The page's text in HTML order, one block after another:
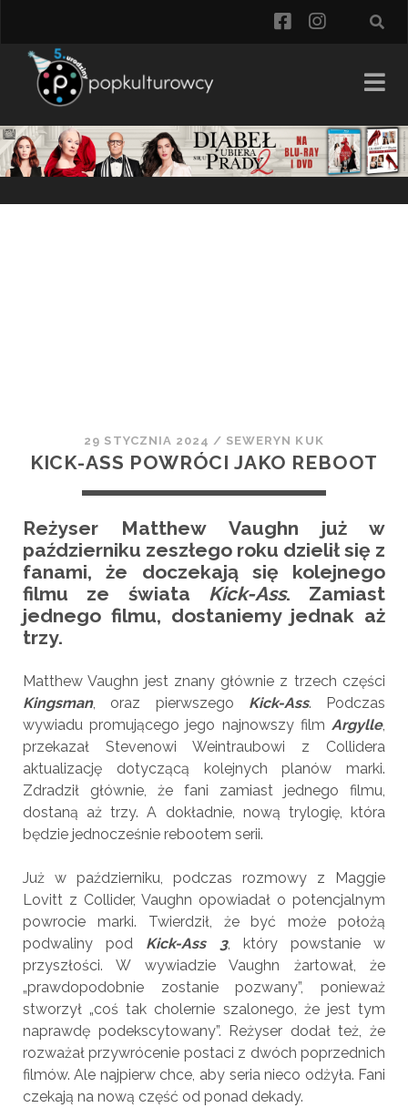
facebook
29 STYCZNIA 2024 / SEWERYN KUK
KICK-ASS POWRÓCI JAKO REBOOT
Reżyser Matthew Vaughn już w
październiku zeszłego roku dzielił się z
fanami, że doczekają się kolejnego
filmu ze świata Kick-Ass. Zamiast
jednego filmu, dostaniemy jednak aż
trzy.
Matthew Vaughn jest znany głównie z trzech części
Kingsman, oraz pierwszego Kick-Ass. Podczas
wywiadu promującego jego najnowszy film Argylle,
przekazał Stevenowi Weintraubowi z Collidera
aktualizację dotyczącą kolejnych planów marki.
Zdradził głównie, że fani zamiast jednego filmu,
dostaną aż trzy. A dokładnie, nową trylogię, która
będzie jednocześnie rebootem serii.
Już w październiku, podczas rozmowy z Maggie
Lovitt z Collider, Vaughn opowiadał o potencjalnym
powrocie marki. Twierdził, że być może położą
podwaliny pod Kick-Ass 3, który powstanie w
przyszłości. W wywiadzie Vaughn żartował, że
„prawdopodobnie zostanie pozwany”, ponieważ
stworzył „coś tak cholernie szalonego, że jest tym
naprawdę podekscytowany”. Reżyser dodał też, że
rozważał przywrócenie postaci z dwóch poprzednich
filmów. Ale najpierw chce, aby seria nieco odżyła. Fani
czekają na nową część od ponad dekady.